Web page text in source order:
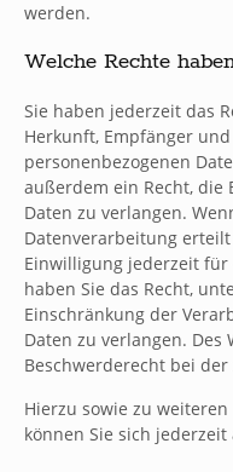
werden.
Welche Rechte
Sie haben jederzeit das
Herkunft, Empfänger
personenbezogenen
außerdem ein Recht, die
Daten zu verlangen.
Datenverarbeitung
Einwilligung jederzeit
haben Sie das Recht,
Einschränkung der
Daten zu verlangen.
Beschwerderecht bei
Hierzu sowie zu
können Sie sich